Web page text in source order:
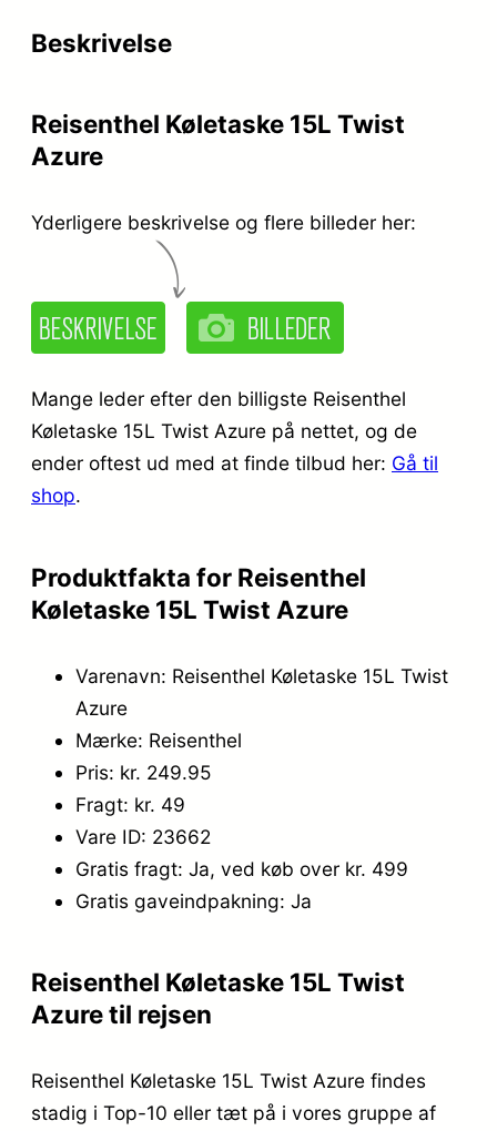
i
v
r
k
r
3
,
0
k
.
2
4
9
,
9
Beskrivelse
Reisenthel Køletaske 15L Twist
Azure
Yderligere beskrivelse og flere billeder her:
Mange leder efter den billigste Reisenthel
Køletaske 15L Twist Azure på nettet, og de
ender oftest ud med at finde tilbud her: Gå til
shop.
Produktfakta for Reisenthel
Køletaske 15L Twist Azure
Varenavn: Reisenthel Køletaske 15L Twist
Azure
Mærke: Reisenthel
Pris: kr. 249.95
Fragt: kr. 49
Vare ID: 23662
Gratis fragt: Ja, ved køb over kr. 499
Gratis gaveindpakning: Ja
Reisenthel Køletaske 15L Twist
Azure til rejsen
Reisenthel Køletaske 15L Twist Azure findes
stadig i Top-10 eller tæt på i vores gruppe af